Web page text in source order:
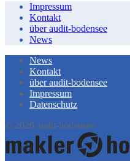
Impressum
Kontakt
über audit-bodensee
News
News
Kontakt
über audit-bodensee
Impressum
Datenschutz
© 2026 audit-bodensee